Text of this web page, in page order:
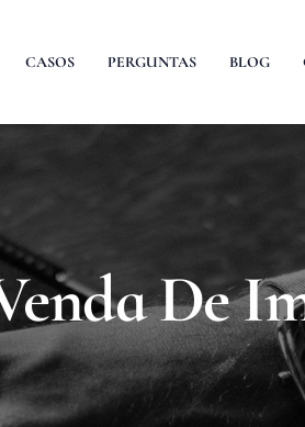
CASOS PERGUNTAS BLOG
De